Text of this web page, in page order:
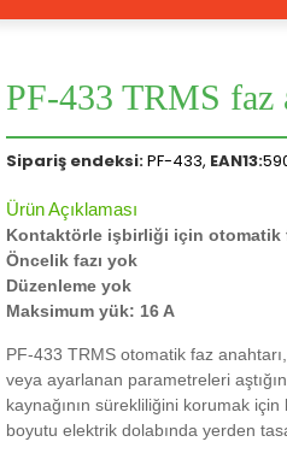
PF-433 TRMS faz
Sipariş endeksi:PF-433, EAN13:
Ürün Açıklaması
Kontaktörle işbirliği için otomatik
Öncelik fazı yok
Düzenleme yok
Maksimum yük: 16 A
PF-433 TRMS otomatik faz
veya ayarlanan parametreleri
kaynağının sürekliliğini korumak için
boyutu elektrik dolabında yerden